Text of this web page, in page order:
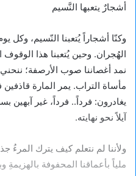
أشجارٌ يتعبها النَّسيم
وكنّا أشجاراً يُتعبنا النّسيم، وكل
الهُجران. وحين يُتعبنا هذا
نمد أغصاننا صوب الأرصفة؛
مأساة التراب. يمر المارة
يغادرون: فرداً.. فرداً، غير آبهين
آيلاً نحو نهايته.
ولأننا لم نتعلم كيف يترك المرءُ
ملياً بأعماقنا المحفوفة